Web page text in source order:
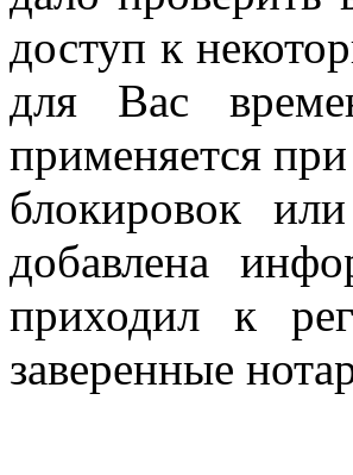
доступ к
для Вас
применяется
блокировок
добавлена
приходил к
заверенные